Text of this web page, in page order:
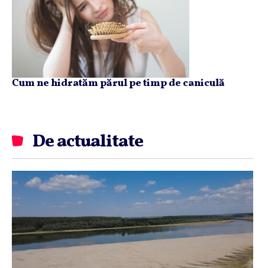
Cum ne hidratăm părul pe timp de caniculă
De actualitate